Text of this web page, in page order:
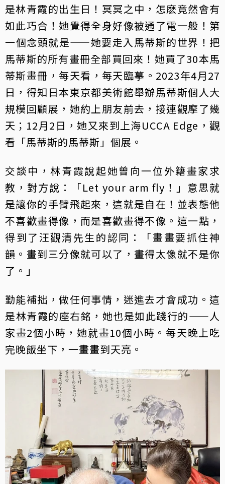
是林青霞的出生日！冥冥之中，怎麽竟然會有
如此巧合！她覺得全身好像被通了電一般！第
一個念頭就是——她要走入馬蒂斯的世界！把
馬蒂斯的所有畫冊全部買回來！她買了30本馬
蒂斯畫冊，每天看，每天臨摹。2023年4月27
日，得知日本東京都美術館舉辦馬蒂斯個人大
規模回顧展，她約上朋友前去，接連觀摩了幾
天；12月2日，她又來到上海UCCA Edge，觀
看「馬蒂斯的馬蒂斯」個展。
交談中，林青霞說起她曾向一位外籍畫家求
教，對方說：「Let your arm fly！」意思就
是讓你的手臂飛起來，這就是自在！並表態他
不喜歡畫得像，而是喜歡畫得不像。這一點，
得到了汪觀清先生的認同：「畫畫要抓住神
韻。畫到三分像就可以了，畫得太像就不是你
了。」
勤能補拙，做任何事情，迷進去才會成功。這
是林青霞的座右銘，她也是如此踐行的——人
家畫2個小時，她就畫10個小時。每天晚上吃
完晚飯坐下，一畫畫到天亮。